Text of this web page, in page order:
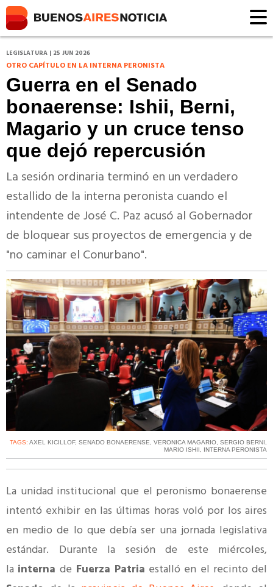
LEGISLATURA | 25 JUN 2026
OTRO CAPÍTULO EN LA INTERNA PERONISTA
Guerra en el Senado
bonaerense: Ishii, Berni,
Magario y un cruce tenso
que dejó repercusión
La sesión ordinaria terminó en un verdadero
estallido de la interna peronista cuando el
intendente de José C. Paz acusó al Gobernador
de bloquear sus proyectos de emergencia y de
"no caminar el Conurbano".
TAGS: AXEL KICILLOF, SENADO BONAERENSE, VERONICA MAGARIO, SERGIO BERNI ,
MARIO ISHII , INTERNA PERONISTA
La unidad institucional que el peronismo bonaerense
intentó exhibir en las últimas horas voló por los aires
en medio de lo que debía ser una jornada legislativa
estándar. Durante la sesión de este miércoles,
la internade Fuerza Patria estalló en el recinto del